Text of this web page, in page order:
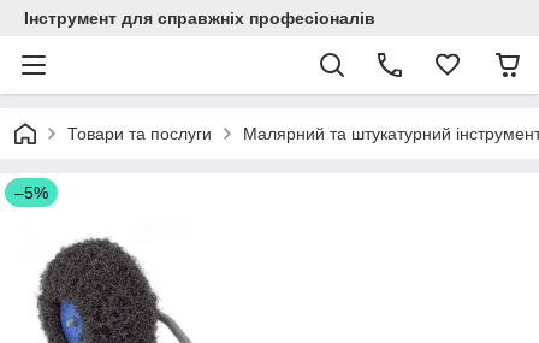
Інструмент для справжніх професіоналів
Товари та послуги Малярний та штукатурний
–5%